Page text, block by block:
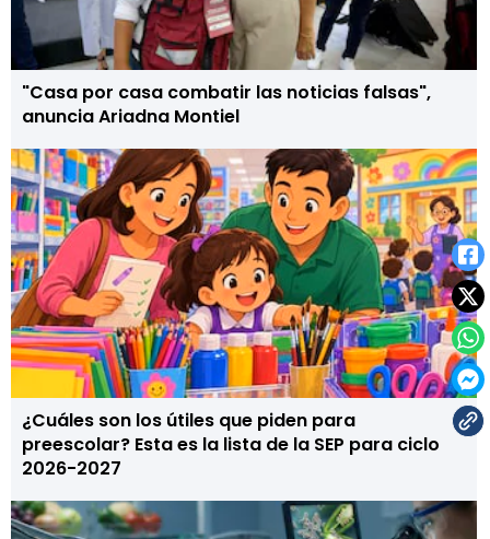
"Casa por casa combatir las noticias falsas",
anuncia Ariadna Montiel
¿Cuáles son los útiles que piden para
preescolar? Esta es la lista de la SEP para ciclo
2026-2027